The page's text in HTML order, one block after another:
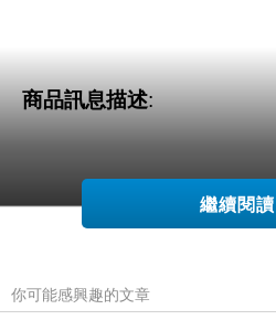
商品訊息描述:
OB嚴選-簡約十字車線口
繼續閱讀
你可能感興趣的文章